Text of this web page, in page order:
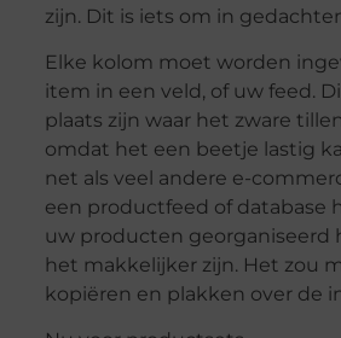
zijn. Dit is iets om in
Elke kolom moet worden
item in een veld, of uw feed.
plaats zijn waar het zware
omdat het een beetje lastig
net als veel andere e-
een productfeed of database
uw producten georganiseerd
het makkelijker zijn. Het zou
kopiëren en plakken over de